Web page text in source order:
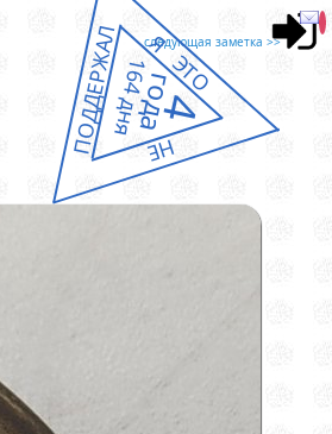
следующая заметка >>
Я ЭТО
НЕ
ПОДДЕРЖАЛ 4
года
164 дня